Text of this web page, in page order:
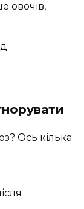
овочів,
Ось кілька